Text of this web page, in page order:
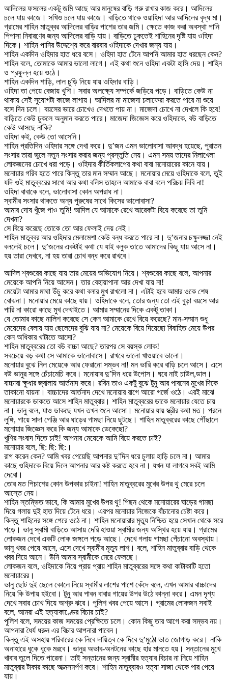
আদিলের ফসলের একটু জমি আছে আর মানুষের বাড়ি গরু রাখার কাজ করে। আদিলের
চলে যায় কাজে। সখিও চলে যায় কাজে। বাড়িতে থাকে ওয়াহিদা আর আদিলের বৃদ্ধ মা।
গ্রামের শাহিন মাতুব্বর আদিলের বাড়ির পাশের তার জমি। ক্ষেতে কাজ করা অবস্থা পানি
পিপাসা নিবারণের জন্য আদিলের বাড়ি যায়। বাড়িতে ঢুকতেই শাহিনের দৃষ্টি যায় ওহিদা
দিকে। শাহিন পানির উদ্দেশ্যে করে বারবার ওহিদাকে দেখার জন্য যায়।
শাহিন একদিন ওহিদার হাত ধরে বসে। ওহিদা হাত টেনে আপনি আমার হাত ধরছেন কেন?
শাহিন বলে, তোমাকে আমার ভালো লাগে। এই কথা শুনে ওহিদা একটা হাসি দেয়। শাহিন
ও প্রফুল্ল হয়ে ওঠে।
শাহিন একদিন শাড়ি, লাল চুড়ি নিয়ে যায় ওহিদার বাড়ি।
ওহিদা তা পেয়ে বেজায় খুশি। সবার অলক্ষ্যে সম্পর্কে জড়িয়ে পড়ে। বাড়িতে কেউ না
থাকায় সেই সুযোগটা কাজে লাগায়। আদিলর মা মাজেদা চলাফেরা করতে পারে না শুয়ে
বসে দিন চলে। বয়সের ভারে চোখেও দেখতে পায় না। মাজেদা চোখে না দেখলে কি হবে!
বাড়িতে কেউ ঢুকলে অনুমান করতে পারে। মাজেদা জিজ্ঞেস করে ওহিদাকে, বউ বাড়িতে
কেউ আসছে নাকি?
ওহিদা কই, কেউ তো আসেনি।
শাহিন প্রতিদিন ওহিদার সঙ্গে দেখা করে। দু’জন এমন ভালোবাসা আবদ্ধ হয়েছে, পুরাতন
সংসার তারা ভুলে নতুন সংসার করার জন্য প্রস্তুতি নেয়। এমন সময় তাদের নিলাখেলা
লোকজনের চোখে ধরা পড়ে। ওহিদার কীর্তিকলাপের কথা বাবা মনোয়ারের কানে যায়।
মনোয়ার গরিব হতে পারে কিন্তু তার মান সম্মান আছে। মনোয়ার মেয়ে ওহিদাকে বলে, তুই
যদি ওই মাতুব্বরের সাথে আর কথা বলিস তাহলে আমাকে বাবা বলে পরিচয় দিবি না!
ওহিদা বাবাকে বলে, ভালোবাসা কোন অপরাধ না।
স্বামীর সংসার থাকতে অন্য পুরুষের সাথে কিসের ভালোবাসা?
আমার দোষ খুঁজে পাও তুমি! আদিল যে আমাকে রেখে আরেকটা বিয়ে করেছে তা তুমি
দেখনা?
সে বিয়ে করেছে তোকে তো আর ফেলাই দেয় নেই।
শাহিন মাতুব্বর আর ওহিদার মেলামেশা কেউ বন্ধ করতে পারে না। দু’জনার চক্ষুলজ্জা নেই
বললেই চলে। দু’জনের একটাই কথা যে যাই বলুক তাতে আমাদের কিছু যায় আসে না।
হয় তারা দেখবে, না হয় তারা চোখ বন্ধ করে রাখবে।
আদিল শ্বশুরের কাছে যায় তার মেয়ের অভিযোগ নিয়ে। শ্বশুরের কাছে বলে, আপনার
মেয়েকে আপনি নিয়ে আসেন। তার বেহায়াপানা আর দেখা যায় না!
মেয়েটা আমার মাথা উঁচু করে কথা বলার মুখ রাখলো না। এটাই হবে আমার ওকে শেষ
বোঝনা। মনোয়ার মেয়ে কাছে যায়। ওহিদাকে বলে, তোর জন্য তো এই বুড়া বয়সে আর
পারি না কারো কাছে মুখ দেখাইতে। আমার সম্মানের দিকে একটু তাকা।
যে তোমার কাছে নালিশ করেছে সে কেন আমাকে রেখে বিয়ে করেছে? মান-সম্মান শুধু
মেয়েদের বেলায় যায় ছেলেদের বুঝি যায় না? মেয়েকে বিয়ে দিয়েছো বিবাহিত মেয়ে উপর
কেন অধিকার খাটাতে আসো?
শাহিন মাতুব্বরের তো বউ বাচ্চা আছে? তারপর সে বয়স্ক লোক!
সবচেয়ে বড় কথা সে আমাকে ভালোবাসে। রাখবে ভালো খাওয়াবে ভালো।
মনোয়ার বুঝে নিল মেয়েকে আর ফেরানো সম্ভব না! মন ভারি করে বাড়ি চলে আসে। এসে
বউ ভানুর সঙ্গে চেঁচামেচি করে। মনোয়ার দু’দিন ধরে উপোস। ঘরে নাই চাউল,ডাল।
বাচ্চারা ক্ষুধার জ্বালায় আর্তনাদ করে। রবিন তাও একটু বুঝে টুনু আর পাবনের মুখের দিকে
তাকানো যায়না। বাচ্চাদের আর্তনাদ দেখে মনোয়ার রাগে আরো গর্জে ওঠে। এরই মাঝে
মনোয়ারকে ডাকতে আসে শাহিন মাতুব্বার। শাহিন মাতুব্বরের ডাকে মনোয়ার যেতে চায়
না। ভানু বলে, যাও ডাকছে যখন তখন শুনে আসো। মনোয়ার যায় স্ত্রীর কথা মত। পরনে
লুঙ্গি, গায়ে সাদা গেঞ্জি আর ঘাড়ের গামছা নিয়ে ছুটছে। শাহিন মাতুব্বরের কাছে পৌঁছালে
মনোয়ার জিজ্ঞেস করে কি জন্য আমাকে ডেকেছো?
খুশির সংবাদ দিতে চাই! আপনার মেয়েকে আমি বিয়ে করতে চাই?
মনোয়ার বলে, ছি: ছি: ছি:।
রাগ করেন কেন? আমি খবর পেয়েছি আপনার দু’দিন ধরে চুলায় হাড়ি চলে না। আমার
কাছে ওহিদাকে বিয়ে দিলে আপনার আর কষ্ট করতে হবে না। যখন যা লাগবে সবই আমি
দেবো।
তোর মত পিচাশের কোন উপকার চাইনা! শাহিন মাতুব্বরের মুখের উপর থু মেরে চলে
আস্তে নেয়।
শাহিন স্তম্ভিত ভাবে, কি আমার মুখের উপর থু! পিছন থেকে মনোয়ারের ঘাড়ের গামছা
দিয়ে গলায় দুই হাত দিয়ে টেনে ধরে। এরপর মনোয়ার নিজেকে বাঁচানোর চেষ্টা করে।
কিন্তু শাহিনের সঙ্গে পেরে ওঠে না। শাহিন মনোয়ারার মৃত্যু নিশ্চিত হয়ে সেখান থেকে সরে
পড়ে। ভানু স্বামী বাড়িতে আসায় দেরি হাওয়া স্বামীর জন্য অস্থির হয়ে যায়। গ্রামের
লোকজন দেখে একটি লোক জঙ্গলে পড়ে আছে। দেখে গলায় গামছা পেঁচানো অবস্থায়।
ভানু খবর পেয়ে আসে, এসে দেখে স্বামীর মৃত্যু লাশ। বলে, শাহিন মাতুব্বার বাড়ি থেকে
খবর দিয়ে আনে। উনি আমার স্বামীকে মেরে ফেলছে।
লোকজন বলে, ওহিদাকে নিয়ে প্রায় প্রায় শাহিন মাতুব্বরের সঙ্গে কথা কাটাকাটি হতো
মনোয়ারের।
ভানু ছোট দুই ছেলে কোলে নিয়ে স্বামীর লাশের পাশে কেঁদে বলে, এখন আমার বাচ্চাদের
নিয়ে কি উপায় হইবো। টুনু আর পাবন বাবার গায়ের উপর উঠে কান্না করে। এমন দৃশ্য
দেখে সবার চোখ দিয়ে অশ্রু ঝরে। পুলিশ খবর পেয়ে আসে। গ্রামের লোকজন সবাই
বলে, আমরা এই হত্যাকাণ্ডের বিচার চাই?
পুলিশ বলে, সময়ের কাজ সময়ের প্রেক্ষিতে চলে। কোন কিছু তার আগে করা সম্ভব নয়।
আপনারা ধৈর্য ধরুন এর বিচার আপনারা পাবেন।
কিন্তু এই অসহায় পরিবারের কে নিবে দায়িত্ব কে দিবে দু’মুঠো ভাত জোগাড় করে। নাকি
অনাহারে ধুকে ধুকে মরবে। ভানুর অভাব-অনটনের কাছে হার মানতে হয়। সন্তানের মুখে
খাবার তুলে দিতে পারেনা। তাই সন্তানের জন্য স্বামীর হত্যার বিচার না নিয়ে শাহিন
মাতুব্বার টাকার কাছে আত্মসমর্পণ করে। শাহিন মাতুব্বারও হত্যা সাজা থেকে পার পেয়ে
যায়।